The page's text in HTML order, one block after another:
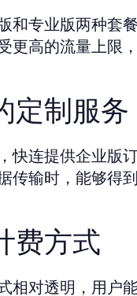
和专业版两种套
更高的流量上限
定制服务
快连提供企业版
传输时，能够得
费方式
相对透明，用户